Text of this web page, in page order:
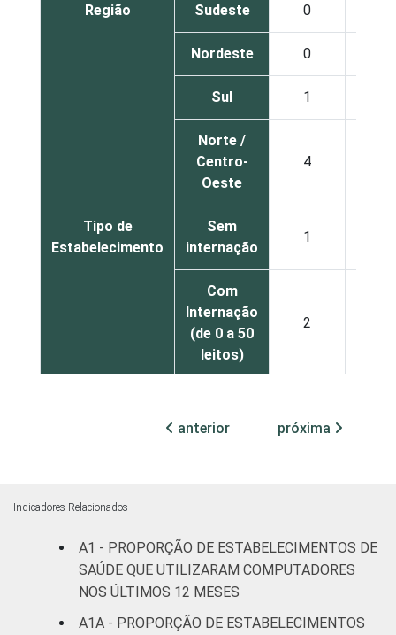
Região Sudeste 0
Nordeste 0
Sul 1
Norte /
Centro-
Oeste
4
Tipo de
Estabelecimento
Sem
internação
1
Com
Internação
(de 0 a 50
leitos)
2
Internação
0
Diagnose
e Terapia
anterior próxima
Indicadores Relacionados
A1 - PROPORÇÃO DE ESTABELECIMENTOS DE
SAÚDE QUE UTILIZARAM COMPUTADORES
NOS ÚLTIMOS 12 MESES
A1A - PROPORÇÃO DE ESTABELECIMENTOS